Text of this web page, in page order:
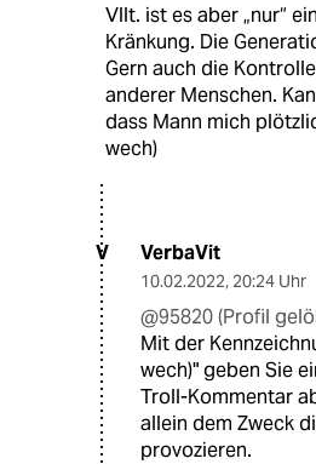
Vllt. ist es aber „nur“
Kränkung. Die
Gern auch die
anderer Menschen.
dass Mann mich
wech)
V VerbaVit
10.02.2022, 20:24 Uhr
@95820 (Profil
Mit der
wech)" geben Sie
Troll-Kommentar
allein dem Zweck
provozieren.